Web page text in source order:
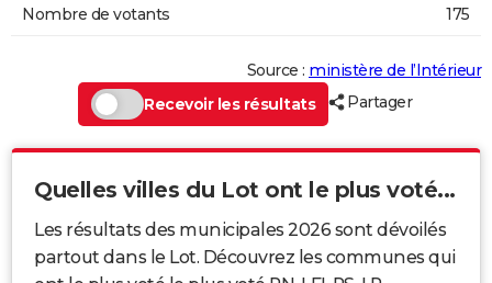
Nombre de votants 175
Source : ministère de l’Intérieur
Recevoir les résultats
Partager
Quelles villes du Lot ont le plus voté...
Les résultats des municipales 2026 sont dévoilés
partout dans le Lot. Découvrez les communes qui